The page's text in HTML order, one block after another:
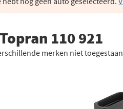
110 921
merken niet